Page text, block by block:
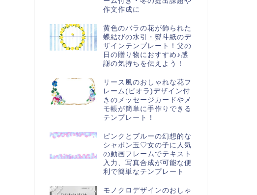
作文作成に
黄色のバラの花が飾られた
蝶結びの水引・熨斗紙のデ
ザインテンプレート！父の
日の贈り物におすすめ♪感
謝の気持ちを伝えよう！
リース風のおしゃれな花フ
レーム(ビオラ)デザイン付
きのメッセージカードやメ
モ帳が簡単に手作りできる
テンプレート！
ピンクとブルーの幻想的な
シャボン玉♡女の子に人気
の動画フレームでテキスト
入力、写真合成が可能な便
利で簡単なテンプレート
モノクロデザインのおしゃ